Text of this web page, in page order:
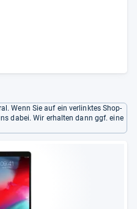
Wenn Sie auf ein verlinktes Shop-
dabei. Wir erhalten dann ggf. eine